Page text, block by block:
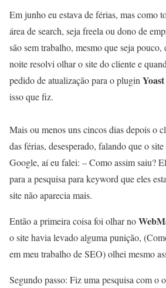
Em junho eu estava de férias, mas como
área de search, seja freela ou dono de
são sem trabalho, mesmo que seja pouco,
noite resolvi olhar o site do cliente e
pedido de atualização para o plugin
isso que fiz.
Mais ou menos uns cincos dias depois o
das férias, desesperado, falando que o
Google, aí eu falei: – Como assim saiu?
para a pesquisa para keyword que eles
site não aparecia mais.
Então a primeira coisa foi olhar no
o site havia levado alguma punição,
em meu trabalho de SEO) olhei mesmo
Segundo passo: Fiz uma pesquisa com o